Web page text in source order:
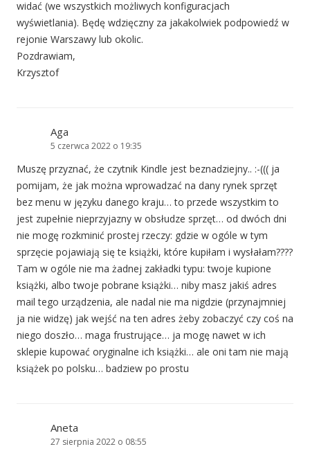
widać (we wszystkich możliwych konfiguracjach
wyświetlania). Będę wdzięczny za jakakolwiek podpowiedź w
rejonie Warszawy lub okolic.
Pozdrawiam,
Krzysztof
Aga
5 czerwca 2022 o 19:35
Muszę przyznać, że czytnik Kindle jest beznadziejny.. :-((( ja
pomijam, że jak można wprowadzać na dany rynek sprzęt
bez menu w języku danego kraju… to przede wszystkim to
jest zupełnie nieprzyjazny w obsłudze sprzęt… od dwóch dni
nie mogę rozkminić prostej rzeczy: gdzie w ogóle w tym
sprzęcie pojawiają się te książki, które kupiłam i wysłałam????
Tam w ogóle nie ma żadnej zakładki typu: twoje kupione
książki, albo twoje pobrane książki… niby masz jakiś adres
mail tego urządzenia, ale nadal nie ma nigdzie (przynajmniej
ja nie widzę) jak wejść na ten adres żeby zobaczyć czy coś na
niego doszło… maga frustrujące… ja mogę nawet w ich
sklepie kupować oryginalne ich książki… ale oni tam nie mają
książek po polsku… badziew po prostu
Aneta
27 sierpnia 2022 o 08:55